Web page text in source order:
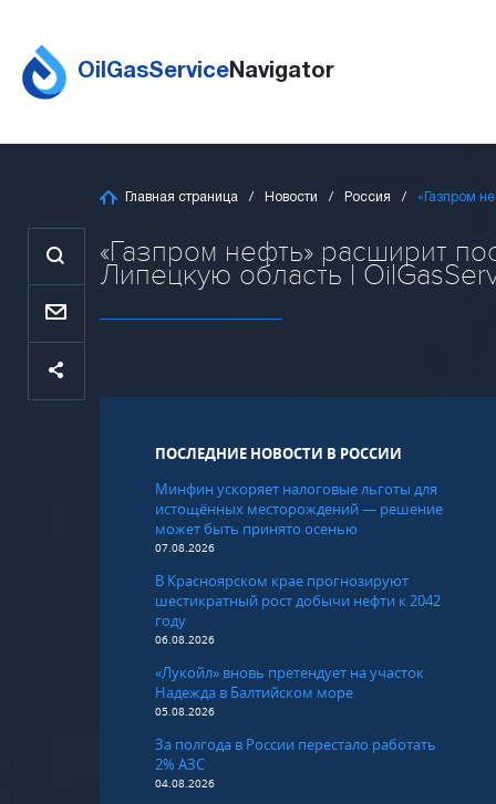
OilGasServiceNavigator
Главная страница Новости Россия «Газпром
«Газпром нефть» расширит
Липецкую область |
ПОСЛЕДНИЕ НОВОСТИ В РОССИИ
Минфин ускоряет налоговые льготы для
истощённых месторождений — решение
может быть принято осенью
07.08.2026
В Красноярском крае прогнозируют
шестикратный рост добычи нефти к 2042
году
06.08.2026
«Лукойл» вновь претендует на участок
Надежда в Балтийском море
05.08.2026
За полгода в России перестало работать
2% АЗС
04.08.2026